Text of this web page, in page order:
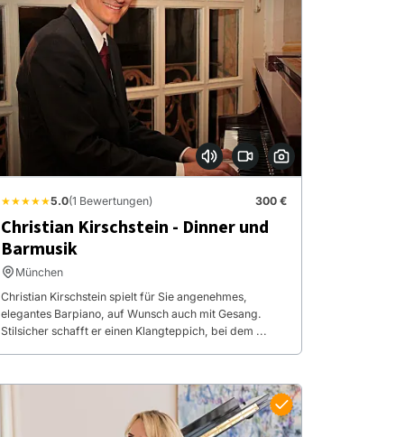
★★★★★5.0(1 Bewertungen) 300 €
Christian Kirschstein - Dinner und
Barmusik
München
Christian Kirschstein spielt für Sie angenehmes,
elegantes Barpiano, auf Wunsch auch mit Gesang.
Stilsicher schafft er einen Klangteppich, bei dem ...